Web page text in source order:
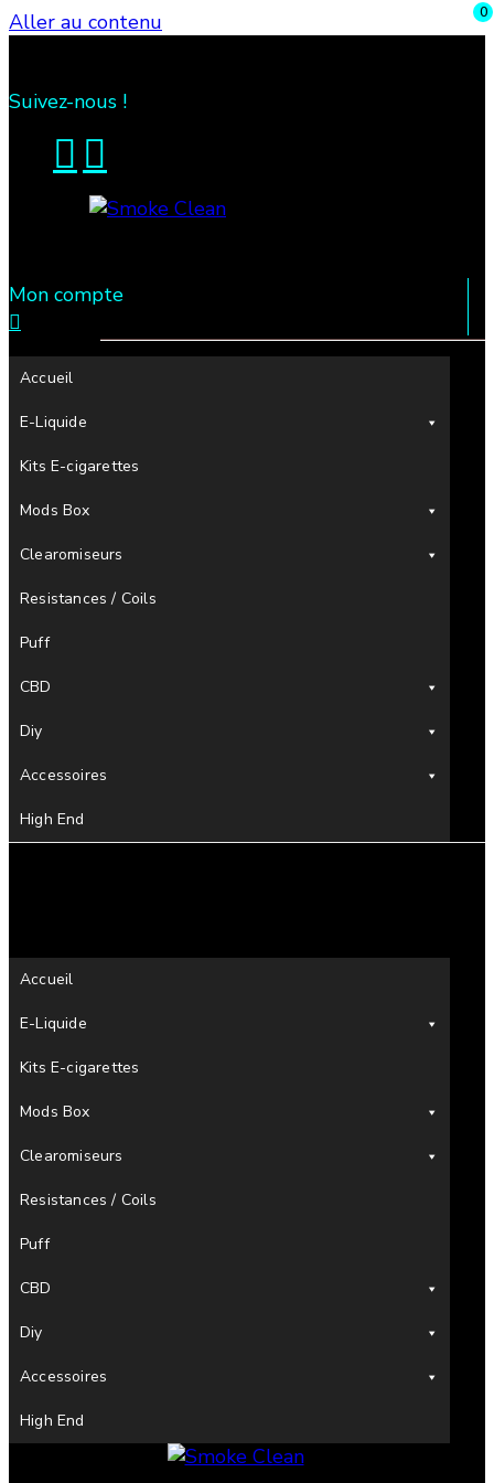
Aller au contenu
Suivez-nous !
Smoke Clean
Fumée propre à Etampes 91150 en Essonne 91,
France
Mon compte
0
Recherche
Accueil
E-Liquide
Kits E-cigarettes
Mods Box
Clearomiseurs
Resistances / Coils
Puff
CBD
Diy
Accessoires
High End
Accueil
E-Liquide
Kits E-cigarettes
Mods Box
Clearomiseurs
Resistances / Coils
Puff
CBD
Diy
Accessoires
High End